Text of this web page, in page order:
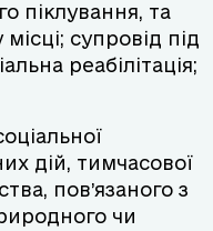
піклування, та
супровід під
реабілітація;
дій, тимчасової
пов’язаного з
чи